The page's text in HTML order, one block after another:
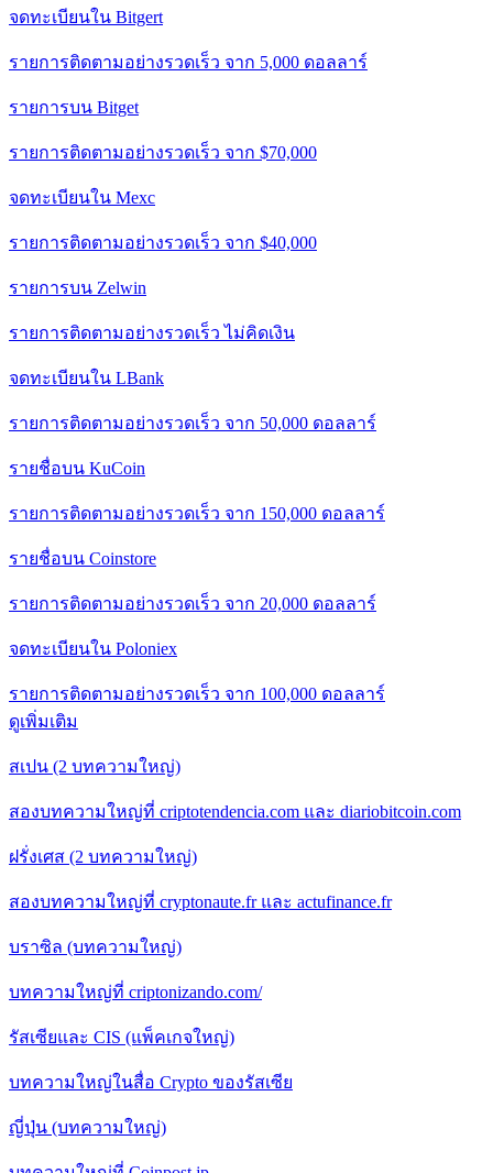
จดทะเบียนใน Bitgert
รายการติดตามอย่างรวดเร็ว จาก 5,000 ดอลลาร์
รายการบน Bitget
รายการติดตามอย่างรวดเร็ว จาก $70,000
จดทะเบียนใน Mexc
รายการติดตามอย่างรวดเร็ว จาก $40,000
รายการบน Zelwin
รายการติดตามอย่างรวดเร็ว ไม่คิดเงิน
จดทะเบียนใน LBank
รายการติดตามอย่างรวดเร็ว จาก 50,000 ดอลลาร์
รายชื่อบน KuCoin
รายการติดตามอย่างรวดเร็ว จาก 150,000 ดอลลาร์
รายชื่อบน Coinstore
รายการติดตามอย่างรวดเร็ว จาก 20,000 ดอลลาร์
จดทะเบียนใน Poloniex
รายการติดตามอย่างรวดเร็ว จาก 100,000 ดอลลาร์
ดูเพิ่มเติม
สเปน (2 บทความใหญ่)
สองบทความใหญ่ที่ criptotendencia.com และ diariobitcoin.com
ฝรั่งเศส (2 บทความใหญ่)
สองบทความใหญ่ที่ cryptonaute.fr และ actufinance.fr
บราซิล (บทความใหญ่)
บทความใหญ่ที่ criptonizando.com/
รัสเซียและ CIS (แพ็คเกจใหญ่)
บทความใหญ่ในสื่อ Crypto ของรัสเซีย
ญี่ปุ่น (บทความใหญ่)